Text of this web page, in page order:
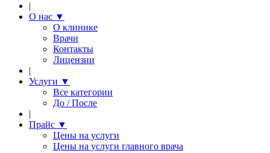
|
О нас ▼
О клинике
Врачи
Контакты
Лицензии
|
Услуги ▼
Все категории
До / После
|
Прайс ▼
Цены на услуги
Цены на услуги главного врача